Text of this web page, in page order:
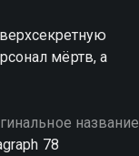
мёртв, а
название
78